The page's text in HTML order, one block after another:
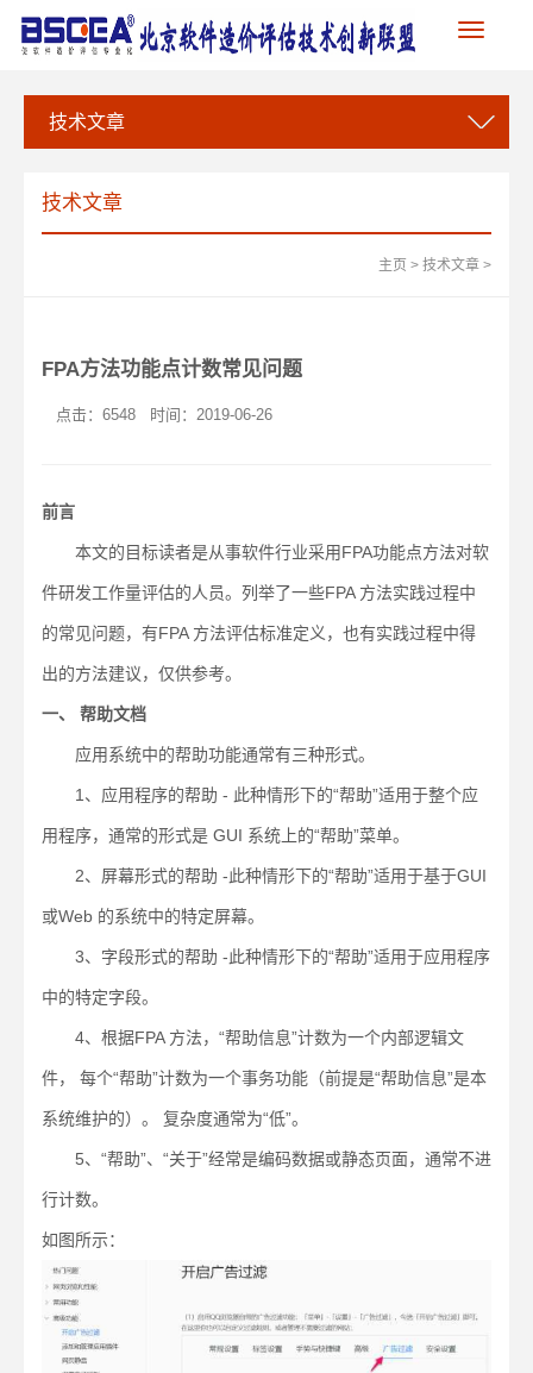
Toggle
navigation
技术文章
技术文章
主页 > 技术文章 >
FPA方法功能点计数常见问题
点击： 6548 时间：2019-06-26
前言
本文的目标读者是从事软件行业采用FPA功能点方法对软
件研发工作量评估的人员。列举了一些FPA 方法实践过程中
的常见问题，有FPA 方法评估标准定义，也有实践过程中得
出的方法建议，仅供参考。
一、 帮助文档
应用系统中的帮助功能通常有三种形式。
1、应用程序的帮助 - 此种情形下的“帮助”适用于整个应
用程序，通常的形式是 GUI 系统上的“帮助”菜单。
2、屏幕形式的帮助 -此种情形下的“帮助”适用于基于GUI
或Web 的系统中的特定屏幕。
3、字段形式的帮助 -此种情形下的“帮助”适用于应用程序
中的特定字段。
4、根据FPA 方法，“帮助信息”计数为一个内部逻辑文
件， 每个“帮助”计数为一个事务功能（前提是“帮助信息”是本
系统维护的）。 复杂度通常为“低”。
5、“帮助”、“关于”经常是编码数据或静态页面，通常不进
行计数。
如图所示：